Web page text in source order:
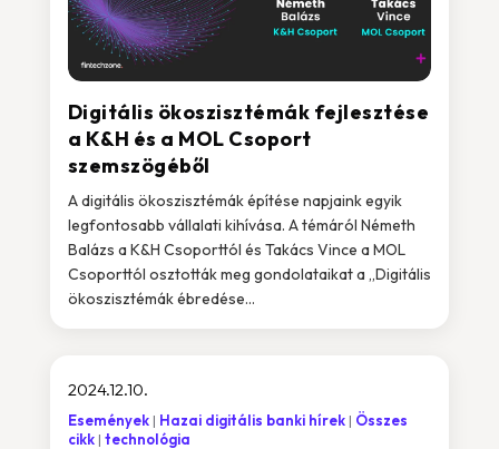
Digitális ökoszisztémák fejlesztése
a K&H és a MOL Csoport
szemszögéből
A digitális ökoszisztémák építése napjaink egyik
legfontosabb vállalati kihívása. A témáról Németh
Balázs a K&H Csoporttól és Takács Vince a MOL
Csoporttól osztották meg gondolataikat a „Digitális
ökoszisztémák ébredése...
2024.12.10.
Események Hazai digitális banki hírek
Összes
cikk technológia